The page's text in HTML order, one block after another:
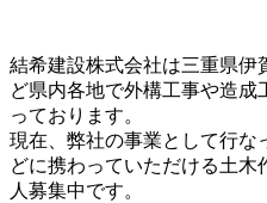
結希建設株式会社は三重県伊
ど県内各地で外構工事や造
っております。
現在、弊社の事業として行な
どに携わっていただける土
人募集中です。